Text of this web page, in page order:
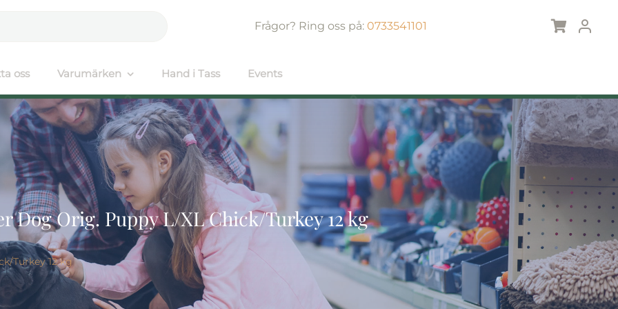
Frågor? Ring oss på: 0733541101
oss Varumärken Hand i Tass Events
Dog Orig. Puppy L/XL Chick/Turkey 12 kg
Turkey 12 kg